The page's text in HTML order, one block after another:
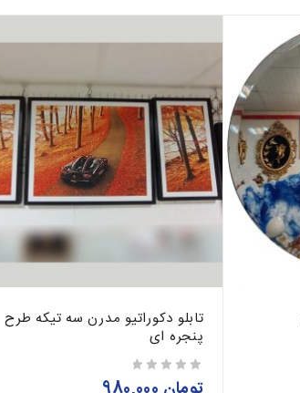
تابلو دکوراتیو مدرن سه تیکه طرح
پنجره ای